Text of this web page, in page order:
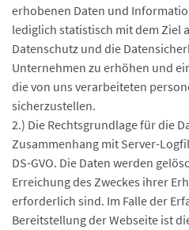
erhobenen Daten und
lediglich statistisch mit dem Ziel
Datenschutz und die
Unternehmen zu erhöhen und
die von uns verarbeiteten
sicherzustellen.
2.) Die Rechtsgrundlage für die
Zusammenhang mit Server-
DS-GVO. Die Daten werden
Erreichung des Zweckes ihrer
erforderlich sind. Im Falle der
Bereitstellung der Webseite ist